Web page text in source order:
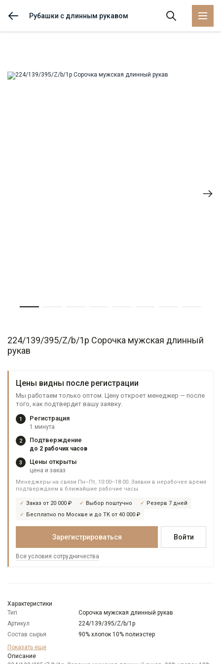
Рубашки с длинным рукавом
224/139/395/Z/b/1p Сорочка мужская длинный
рукав
Цены видны после регистрации
Мы работаем только оптом. Цену откроет менеджер — после
того, как подтвердит вашу заявку.
1 Регистрация
1 минута
2 Подтверждение
до 2 рабочих часов
3 Цены открыты
цена и заказ
Менеджеры на связи Пн–Пт, 10:00–18:00. Заявки в нерабочее время
подтверждаем в ближайшие рабочие часы.
Заказ от 20 000 ₽ Выбор поштучно
Резерв 7 дней
Бесплатно по Москве и до ТК от 40 000 ₽
Зарегистрироваться Войти
Все условия сотрудничества
Характеристики
Тип
Сорочка мужская длинный рукав
Артикул
224/139/395/Z/b/1p
Состав сырья
90% хлопок 10% полиэстер
Бренд
Модель
Показать еще
Описание